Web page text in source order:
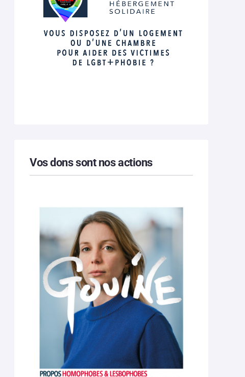
Vos dons sont nos actions